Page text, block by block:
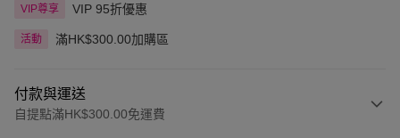
VIP尊享 VIP 95折優惠
活動 滿HK$300.00加購區
付款與運送
自提點滿HK$300.00免運費